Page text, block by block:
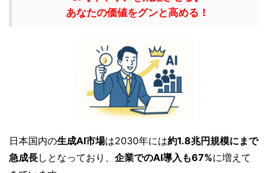
あなたの価値をグンと高める！
日本国内の生成AI市場は2030年には約1.8兆円規模にまで
急成長しとなっており、 企業でのAI導入も67%に増えて